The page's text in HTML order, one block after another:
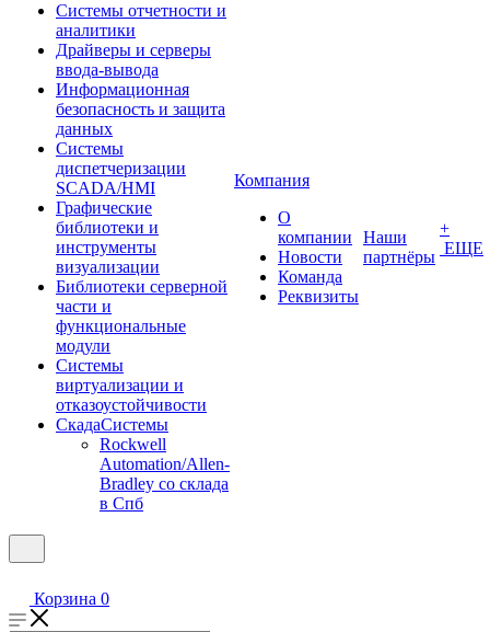
Системы отчетности и
аналитики
Драйверы и серверы
ввода-вывода
Информационная
безопасность и защита
данных
Системы
диспетчеризации
SCADA/HMI
Графические
библиотеки и
инструменты
визуализации
Библиотеки серверной
части и
функциональные
модули
Системы
виртуализации и
отказоустойчивости
СкадаСистемы
Rockwell
Automation/Allen-
Bradley со склада
в Спб
Компания
О
компании
Новости
Команда
Реквизиты
Наши
партнёры
+
ЕЩЕ
Корзина 0